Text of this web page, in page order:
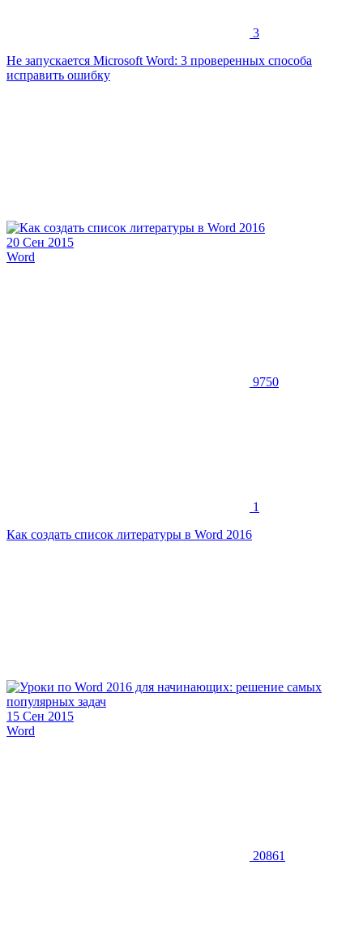
3
Не запускается Microsoft Word: 3 проверенных способа
исправить ошибку
20 Сен 2015
Word
9750
1
Как создать список литературы в Word 2016
15 Сен 2015
Word
20861